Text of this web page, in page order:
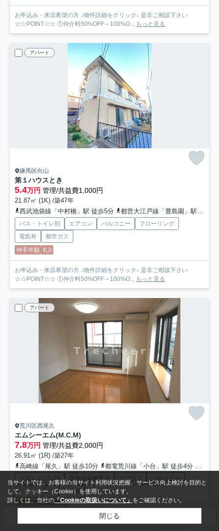
お申込み・来店希望の方 ↓物件詳細をクリック↓ 是非ご相談下さい
☆☆POINT☆☆ ①仲介料50%OFF～100%O...
もっと見る
アパート
練馬区向山
第１ハウスとき
5.4万円 管理/共益費1,000円
21.87㎡ (1K) /築47年
西武池袋線「中村橋」駅 徒歩5分
都営大江戸線「豊島園」駅 徒歩17分
バス・トイレ別 エアコン バルコニー
フローリング
電気有
都市ガス
仲手半額 礼0
お申込み・来店希望の方 ↓物件詳細をクリック↓ 是非ご相談下さい
☆☆POINT☆☆ ①仲介料50%OFF～100%O... もっと見る
アパート
荒川区西尾久
エムシーエム(M.C.M)
7.8万円 管理/共益費2,000円
26.91㎡ (1R) /築27年
高崎線「尾久」駅 徒歩10分
都電荒川線「小台」駅 徒歩4分
バス・トイレ別 室内洗濯機置場 エアコン
バルコニー
フローリング
電気有
仲手無料 即入居可
お申込み・来店希望の方 ↓物件詳細をクリック↓ 是非ご相談下さい
当サイトでは、お客様の当サイト利用状況把握、サービス向上検討を目的と
して、クッキー（Cookie）を使用しています。
詳しくは、当社の「Cookieの取扱いについて」 をご確認ください。
閉じる